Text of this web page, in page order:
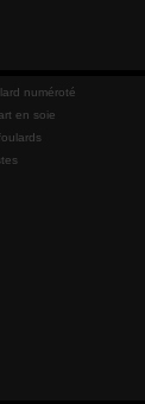
numéroté
en soie